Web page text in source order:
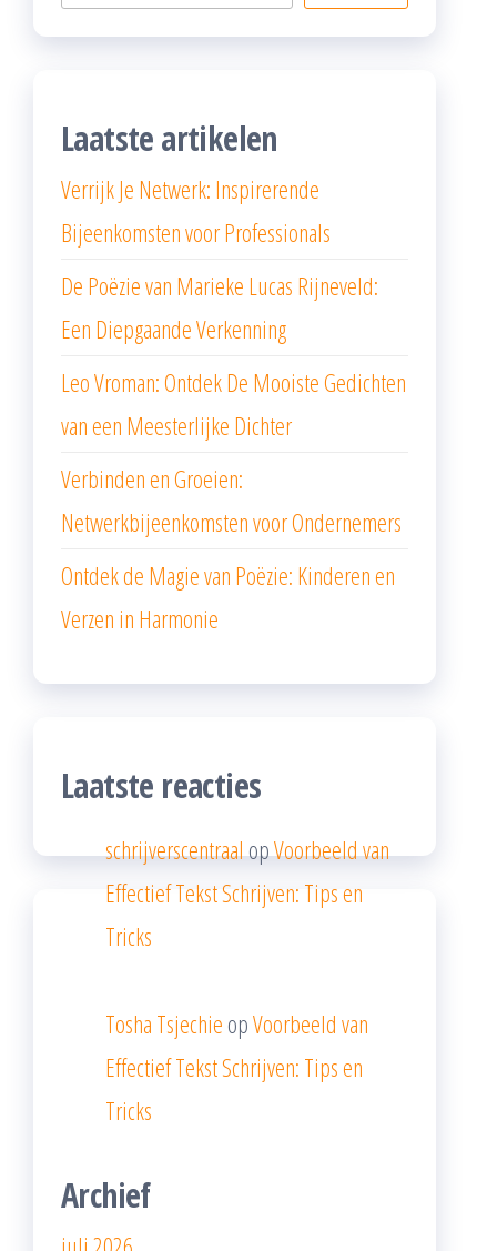
Laatste artikelen
Verrijk Je Netwerk: Inspirerende
Bijeenkomsten voor Professionals
De Poëzie van Marieke Lucas Rijneveld:
Een Diepgaande Verkenning
Leo Vroman: Ontdek De Mooiste Gedichten
van een Meesterlijke Dichter
Verbinden en Groeien:
Netwerkbijeenkomsten voor Ondernemers
Ontdek de Magie van Poëzie: Kinderen en
Verzen in Harmonie
Laatste reacties
schrijverscentraalopVoorbeeld van
Effectief Tekst Schrijven: Tips en
Tricks
Tosha Tsjechie opVoorbeeld van
Effectief Tekst Schrijven: Tips en
Tricks
Archief